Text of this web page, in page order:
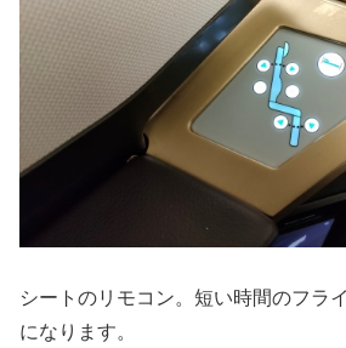
シートのリモコン。短い時間のフラ
になります。